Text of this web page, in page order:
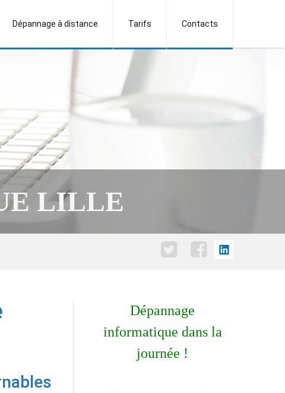
Dépannage à distance Tarifs Contacts
LILLE
Dépannage
informatique dans la
journée !